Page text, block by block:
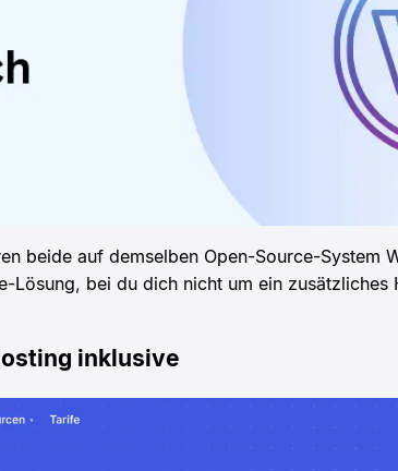
beide auf demselben Open-Source-System
Lösung, bei du dich nicht um ein zusätzliches
inklusive